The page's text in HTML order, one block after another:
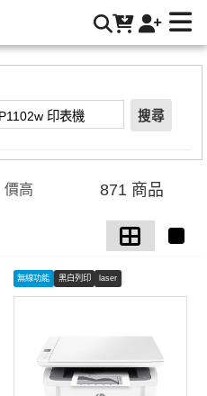
機】搜尋結果 | HP® 惠普台
搜尋
價高 871 商品
無線功能 黑白列印 laser